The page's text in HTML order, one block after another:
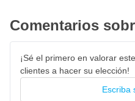
Comentarios
¡Sé el primero en valorar
clientes a hacer su elección!
Escriba